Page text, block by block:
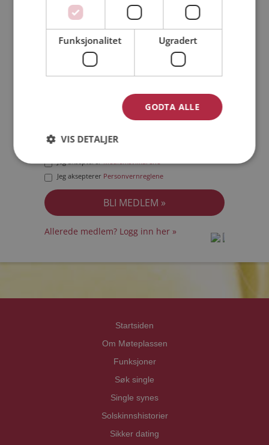
Jeg er en: Mann Kvinne
Min alder:
Jeg akseptererMedlemsvilkårene
Jeg aksepterer Personvernreglene
Allerede medlem? Logg inn her »
Startsiden
Om Møteplassen
Funksjoner
Søk single
Single synes
Solskinnshistorier
Sikker dating
Funksjonalitet Ugradert
GODTA ALLE
VIS DETALJER